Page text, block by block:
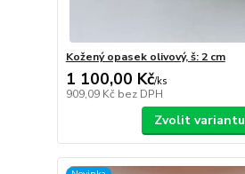
Kožený opasek olivový, š: 2 cm
1 100,00 Kč/ks
909,09 Kč bez DPH
Zvolit variantu